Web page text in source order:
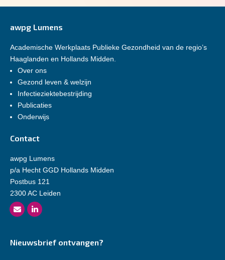
awpg Lumens
Academische Werkplaats Publieke Gezondheid van de regio’s
Haaglanden en Hollands Midden.
Over ons
Gezond leven & welzijn
Infectieziektebestrijding
Publicaties
Onderwijs
Contact
awpg Lumens
p/a Hecht GGD Hollands Midden
Postbus 121
2300 AC Leiden
Nieuwsbrief ontvangen?